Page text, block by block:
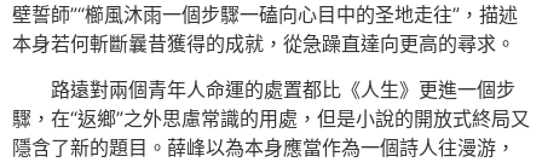
壁誓師”“櫛風沐雨一個步驟一磕向心目中的圣地走往”，描述
本身若何斬斷曩昔獲得的成就，從急躁直達向更高的尋求。
路遠對兩個青年人命運的處置都比《人生》更進一個步
驟，在“返鄉”之外思慮常識的用處，但是小說的開放式終局又
隱含了新的題目。薛峰以為本身應當作為一個詩人往漫游，